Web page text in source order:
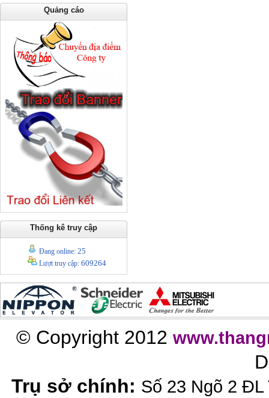
Quảng cáo
Thống kê truy cập
Đang online: 25
Lượt truy cập: 609264
© Copyright 2012
Trụ sở chính: Số 23 Ngõ 2 ĐL